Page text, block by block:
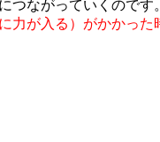
つながっていくのです。
力が入る）がかかった